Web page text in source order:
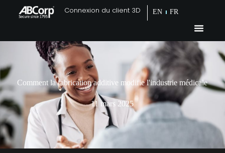
Connexion du client 3D EN FR
Comment la fabrication additive modifie l'industrie médicale
11 mars 2025